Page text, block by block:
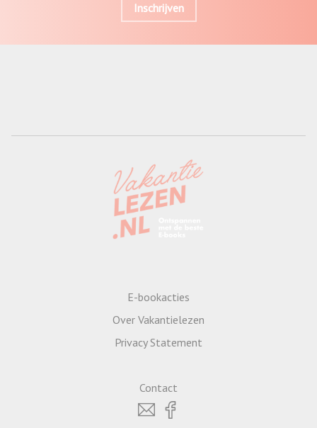
Inschrijven
E-bookacties
Over Vakantielezen
Privacy Statement
Contact